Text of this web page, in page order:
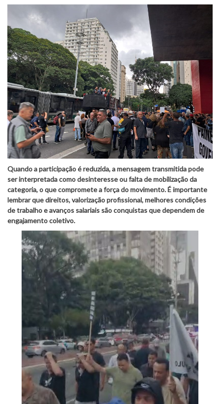
Quando a participação é reduzida, a mensagem transmitida pode
ser interpretada como desinteresse ou falta de mobilização da
categoria, o que compromete a força do movimento. É importante
lembrar que direitos, valorização profissional, melhores condições
de trabalho e avanços salariais são conquistas que dependem de
engajamento coletivo.